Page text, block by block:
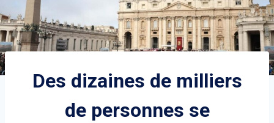
Des dizaines de milliers
de personnes se